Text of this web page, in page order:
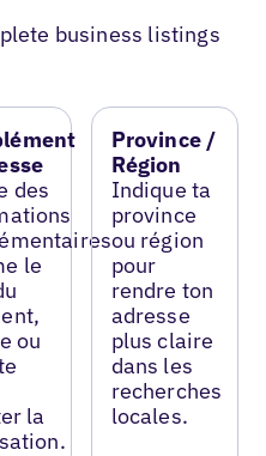
business listings
des
le
ou
la
Province /
Région
Indique ta
province
ou région
pour
rendre ton
adresse
plus claire
dans les
recherches
locales.